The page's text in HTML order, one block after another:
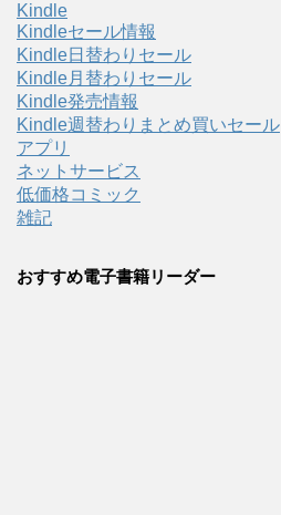
Kindle
Kindleセール情報
Kindle日替わりセール
Kindle月替わりセール
Kindle発売情報
Kindle週替わりまとめ買いセール
アプリ
ネットサービス
低価格コミック
雑記
おすすめ電子書籍リーダー